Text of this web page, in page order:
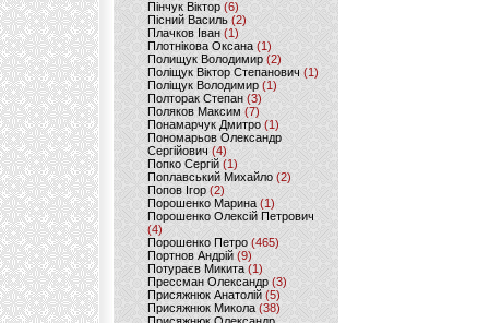
Пінчук Віктор (6)
Пісний Василь (2)
Плачков Іван(1)
Плотнікова Оксана (1)
Полищук Володимир(2)
Поліщук Віктор Степанович(1)
Поліщук Володимир (1)
Полторак Степан(3)
Поляков Максим (7)
Понамарчук Дмитро (1)
Пономарьов Олександр
Сергійович(4)
Попко Сергій (1)
Поплавський Михайло (2)
Попов Ігор(2)
Порошенко Марина (1)
Порошенко Олексій Петрович
(4)
Порошенко Петро (465)
Портнов Андрій (9)
Потураєв Микита(1)
Прессман Олександр(3)
Присяжнюк Анатолій (5)
Присяжнюк Микола (38)